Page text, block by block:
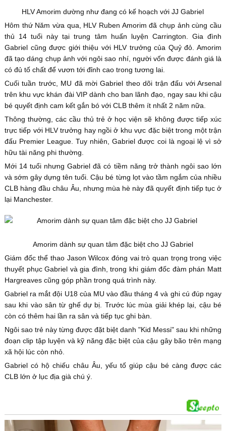
HLV Amorim dường như đang có kế hoạch với JJ Gabriel
Hôm thứ Năm vừa qua, HLV Ruben Amorim đã chụp ảnh cùng cầu
thủ 14 tuổi này tại trung tâm huấn luyện Carrington. Gia đình
Gabriel cũng được giới thiệu với HLV trưởng của Quỷ đỏ. Amorim
đã tạo dáng chụp ảnh với ngôi sao nhí, người vốn được đánh giá là
có đủ tố chất để vươn tới đỉnh cao trong tương lai.
Cuối tuần trước, MU đã mời Gabriel theo dõi trận đấu với Arsenal
trên khu vực khán đài VIP dành cho ban lãnh đạo, ngay sau khi cậu
bé quyết định cam kết gắn bó với CLB thêm ít nhất 2 năm nữa.
Thông thường, các cầu thủ trẻ ở học viện sẽ không được tiếp xúc
trực tiếp với HLV trưởng hay ngồi ở khu vực đặc biệt trong một trận
đấu Premier League. Tuy nhiên, Gabriel được coi là ngoại lệ vì sở
hữu tài năng phi thường.
Mới 14 tuổi nhưng Gabriel đã có tiềm năng trở thành ngôi sao lớn
và sớm gây dựng tên tuổi. Cậu bé từng lọt vào tầm ngắm của nhiều
CLB hàng đầu châu Âu, nhưng mùa hè này đã quyết định tiếp tục ở
lại Manchester.
Amorim dành sự quan tâm đặc biệt cho JJ Gabriel
Giám đốc thể thao Jason Wilcox đóng vai trò quan trọng trong việc
thuyết phục Gabriel và gia đình, trong khi giám đốc đàm phán Matt
Hargreaves cũng góp phần trong quá trình này.
Gabriel ra mắt đội U18 của MU vào đầu tháng 4 và ghi cú đúp ngay
sau khi vào sân từ ghế dự bị. Trước lúc mùa giải khép lại, cậu bé
còn có thêm hai lần ra sân và tiếp tục ghi bàn.
Ngôi sao trẻ này từng được đặt biệt danh "Kid Messi" sau khi những
đoạn clip tập luyện và kỹ năng đặc biệt của cậu gây bão trên mạng
xã hội lúc còn nhỏ.
Gabriel có hộ chiếu châu Âu, yếu tố giúp cậu bé càng được các
CLB lớn ở lục địa già chú ý.